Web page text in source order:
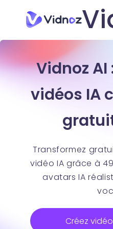
Vidnoz AI
vidéos IA
Transformez
vidéo IA grâce à
avatars IA
Créez